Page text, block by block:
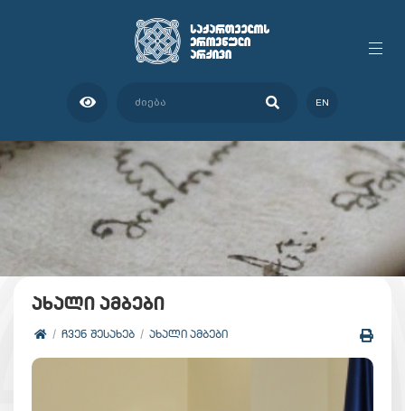
EN
ახალი ამბები
ᲩᲕᲔᲜ ᲨᲔᲡᲐᲮᲔᲑ ᲐᲮᲐᲚᲘ ᲐᲛᲑᲔᲑᲘ